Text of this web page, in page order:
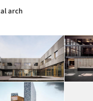
arch